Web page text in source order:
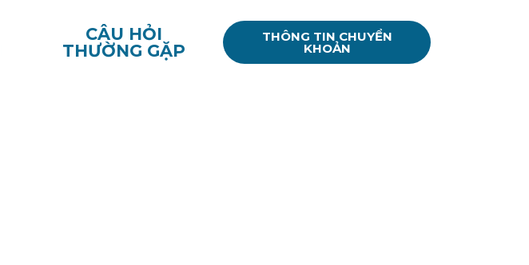
CÂU HỎI
THƯỜNG GẶP
THÔNG TIN CHUYỂN
KHOẢN